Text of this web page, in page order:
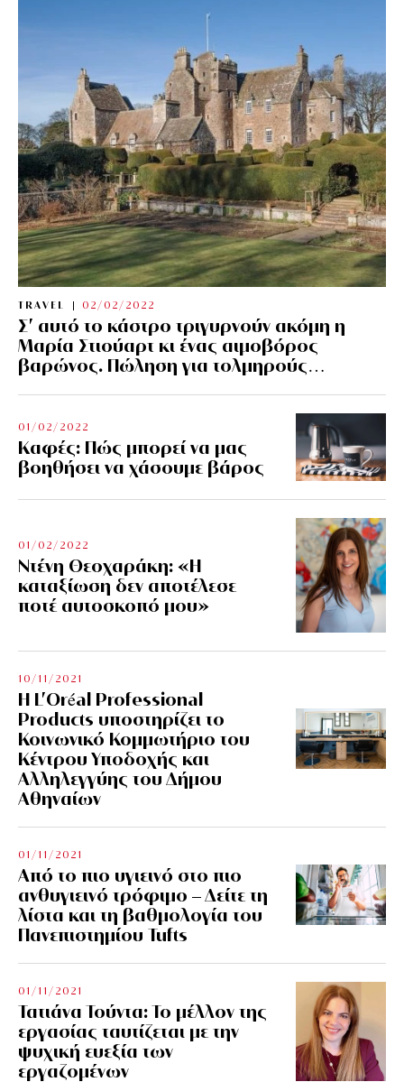
TRAVEL 02/02/2022
Σ’ αυτό το κάστρο τριγυρνούν ακόμη η
Μαρία Στιούαρτ κι ένας αιμοβόρος
βαρώνος. Πώληση για τολμηρούς…
01/02/2022
Kαφές: Πώς μπορεί να μας
βοηθήσει να χάσουμε βάρος
01/02/2022
Ντένη Θεοχαράκη: «Η
καταξίωση δεν αποτέλεσε
ποτέ αυτοσκοπό μου»
10/11/2021
Η L’Οréal Professional
Products υποστηρίζει το
Κοινωνικό Κομμωτήριο του
Κέντρου Υποδοχής και
Αλληλεγγύης του Δήμου
Αθηναίων
01/11/2021
Από το πιο υγιεινό στο πιο
ανθυγιεινό τρόφιμο – Δείτε τη
λίστα και τη βαθμολογία του
Πανεπιστημίου Tufts
01/11/2021
Τατιάνα Τούντα: Το μέλλον της
εργασίας ταυτίζεται με την
ψυχική ευεξία των
εργαζομένων